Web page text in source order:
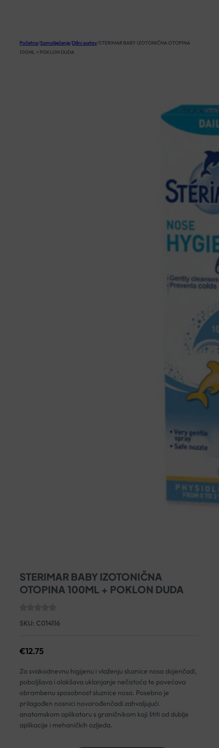
Početna/Samoliječenje/Dišni sustav/STERIMAR BABY IZOTONIČNA OTOPINA
100ML + POKLON DUDA
STERIMAR BABY IZOTONIČNA
OTOPINA 100ML + POKLON DUDA
SKU: C014116
€12.75
Za svakodnevnu higijenu i vlaženju sluznice nosa dojenčadi,
poboljšava i olakšava uklanjanje nečistoća te povećava
obrambenu sposobnost sluznice nosa. Posebno je
prilagođen nosnici novorođenčadi zahvaljujući
anatomskom aplikatoru s graničnikom koji štiti od dublje
aplikacije i mehaničkih ozljeda.